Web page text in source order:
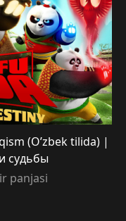
(O’zbek tilida) |
судьбы
panjasi